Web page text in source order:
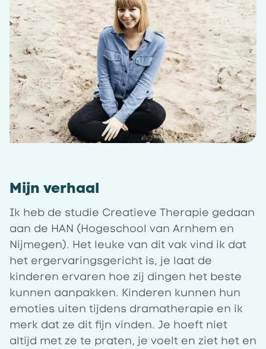
Mijn verhaal
Ik heb de studie Creatieve Therapie gedaan
aan de HAN (Hogeschool van Arnhem en
Nijmegen). Het leuke van dit vak vind ik dat
het ergervaringsgericht is, je laat de
kinderen ervaren hoe zij dingen het beste
kunnen aanpakken. Kinderen kunnen hun
emoties uiten tijdens dramatherapie en ik
merk dat ze dit fijn vinden. Je hoeft niet
altijd met ze te praten, je voelt en ziet het en